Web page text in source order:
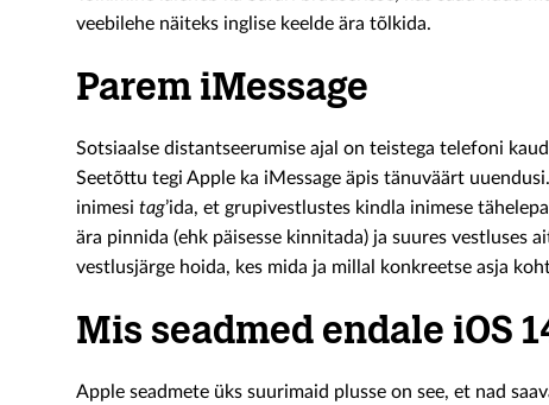
veebilehe näiteks inglise keelde ära tõlkida.
Parem iMessage
Sotsiaalse distantseerumise ajal on teistega telefoni
Seetõttu tegi Apple ka iMessage äpis tänuväärt
inimesi tag’ida, et grupivestlustes kindla inimese
ära pinnida (ehk päisesse kinnitada) ja suures vestluses
vestlusjärge hoida, kes mida ja millal konkreetse asja
Mis seadmed endale iOS
Apple seadmete üks suurimaid plusse on see, et nad